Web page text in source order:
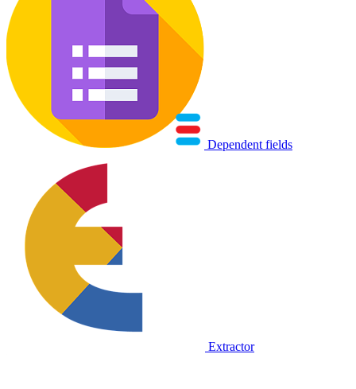
Dependent fields
Extractor